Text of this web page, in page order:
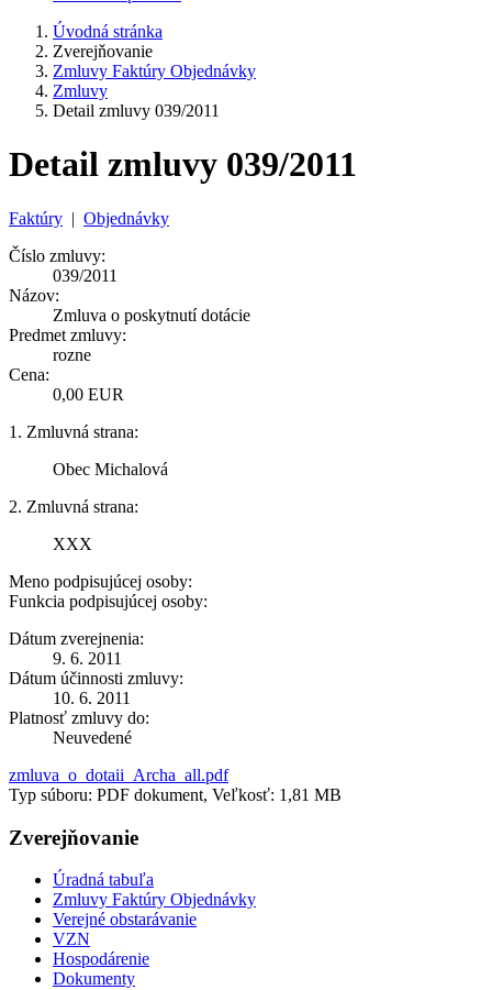
Úvodná stránka
Zverejňovanie
Zmluvy Faktúry Objednávky
Zmluvy
Detail zmluvy 039/2011
Detail zmluvy 039/2011
Faktúry | Objednávky
Číslo zmluvy:
039/2011
Názov:
Zmluva o poskytnutí dotácie
Predmet zmluvy:
rozne
Cena:
0,00 EUR
1. Zmluvná strana:
Obec Michalová
2. Zmluvná strana:
XXX
Meno podpisujúcej osoby:
Funkcia podpisujúcej osoby:
Dátum zverejnenia:
9. 6. 2011
Dátum účinnosti zmluvy:
10. 6. 2011
Platnosť zmluvy do:
Neuvedené
zmluva_o_dotaii_Archa_all.pdf
Typ súboru: PDF dokument, Veľkosť: 1,81 MB
Zverejňovanie
Úradná tabuľa
Zmluvy Faktúry Objednávky
Verejné obstarávanie
VZN
Hospodárenie
Dokumenty